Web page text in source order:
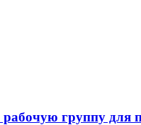
группу